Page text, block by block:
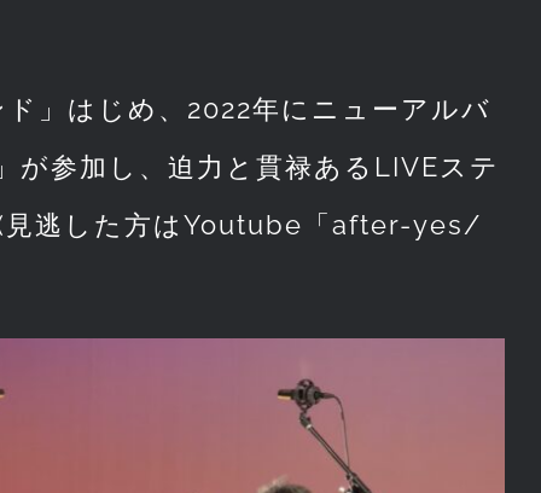
」はじめ、2022年にニューアルバ
参加し、迫力と貫禄あるLIVEステ
見逃した方はYoutube「after-yes/